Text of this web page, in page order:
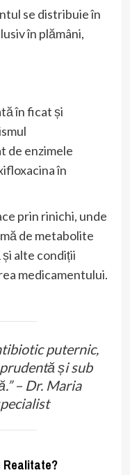
se distribuie în
în plămâni,
în ficat și
de enzimele
în
prin rinichi, unde
de metabolite
alte condiții
medicamentului.
puternic,
și sub
– Dr. Maria
Realitate?